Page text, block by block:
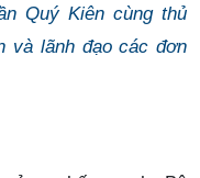
Quý Kiên cùng thủ
và lãnh đạo các đơn